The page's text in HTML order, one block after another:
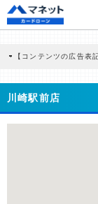
【コンテンツの広告表
商品を根拠なくPRする
どに基づき、公平性を担
>提携企業一覧
川崎駅前店